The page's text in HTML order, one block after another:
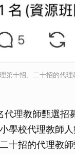
第十招、二十招的代
理教師甄選招
學校代理教師
十招的代理教